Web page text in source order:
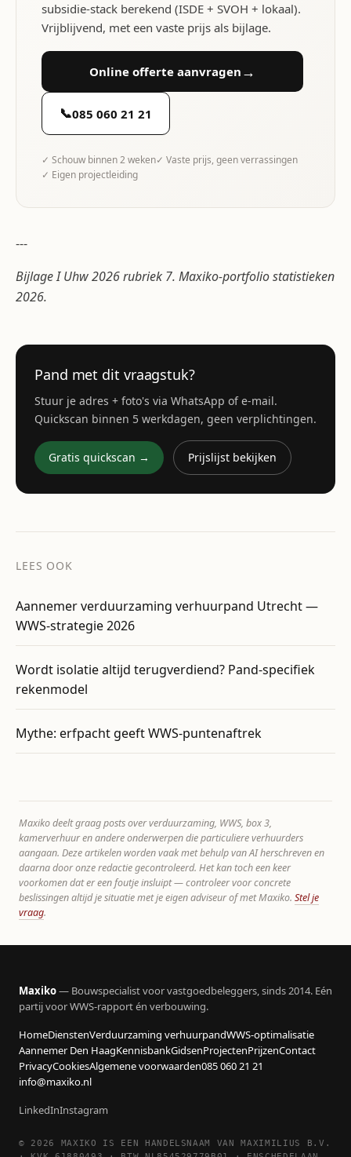
subsidie-stack berekend (ISDE + SVOH + lokaal).
Vrijblijvend, met een vaste prijs als bijlage.
Online offerte aanvragen →
📞085 060 21 21
✓ Schouw binnen 2 weken✓ Vaste prijs, geen verrassingen
✓ Eigen projectleiding
---
Bijlage I Uhw 2026 rubriek 7. Maxiko-portfolio statistieken
2026.
Pand met dit vraagstuk?
Stuur je adres + foto's via WhatsApp of e-mail.
Quickscan binnen 5 werkdagen, geen verplichtingen.
Gratis quickscan → Prijslijst bekijken
LEES OOK
Aannemer verduurzaming verhuurpand Utrecht —
WWS-strategie 2026
Wordt isolatie altijd terugverdiend? Pand-specifiek
rekenmodel
Mythe: erfpacht geeft WWS-puntenaftrek
Maxiko deelt graag posts over verduurzaming, WWS, box 3,
kamerverhuur en andere onderwerpen die particuliere verhuurders
aangaan. Deze artikelen worden vaak met behulp van AI herschreven en
daarna door onze redactie gecontroleerd. Het kan toch een keer
voorkomen dat er een foutje insluipt — controleer voor concrete
beslissingen altijd je situatie met je eigen adviseur of met Maxiko. Stel je
vraag.
Maxiko— Bouwspecialist voor vastgoedbeleggers, sinds 2014. Eén
partij voor WWS-rapport én verbouwing.
HomeDienstenVerduurzaming verhuurpandWWS-optimalisatie
Aannemer Den HaagKennisbankGidsenProjectenPrijzenContact
PrivacyCookiesAlgemene voorwaarden085 060 21 21
info@maxiko.nl
LinkedInInstagram
© 2026 MAXIKO IS EEN HANDELSNAAM VAN MAXIMILIUS B.V.